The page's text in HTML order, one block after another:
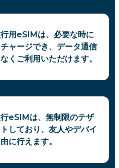
用eSIMは、必要な時に
ャージでき、データ通信
くご利用いただけます。
eSIMは、無制限のテザ
しており、友人やデバイ
に行えます。